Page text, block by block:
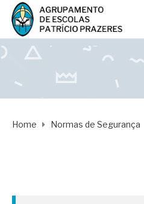
Home Normas de Segurança